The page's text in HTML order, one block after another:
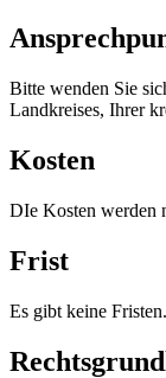
Bitte wenden Sie
Landkreises, Ihrer
Kosten
DIe Kosten werden
Frist
Es gibt keine Fristen.